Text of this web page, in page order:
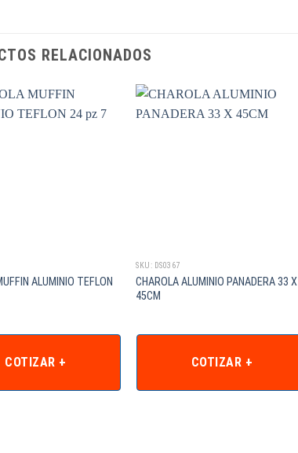
RELACIONADOS
ALUMINIO TEFLON
COTIZAR +
SKU: DS0367
CHAROLA ALUMINIO PANADERA 33 X
45CM
COTIZAR +